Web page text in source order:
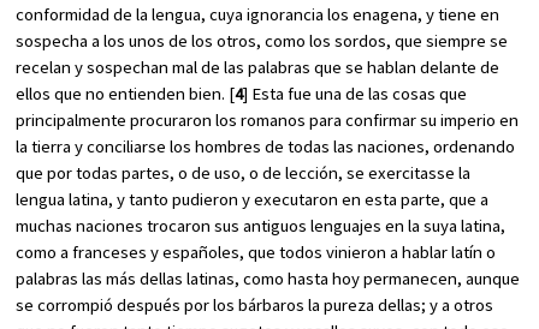
conformidad de la lengua, cuya ignorancia los enagena, y tiene en
sospecha a los unos de los otros, como los sordos, que siempre se
recelan y sospechan mal de las palabras que se hablan delante de
ellos que no entienden bien. [4] Esta fue una de las cosas que
principalmente procuraron los romanos para confirmar su imperio en
la tierra y conciliarse los hombres de todas las naciones, ordenando
que por todas partes, o de uso, o de lección, se exercitasse la
lengua latina, y tanto pudieron y executaron en esta parte, que a
muchas naciones trocaron sus antiguos lenguajes en la suya latina,
como a franceses y españoles, que todos vinieron a hablar latín o
palabras las más dellas latinas, como hasta hoy permanecen, aunque
se corrompió después por los bárbaros la pureza dellas; y a otros